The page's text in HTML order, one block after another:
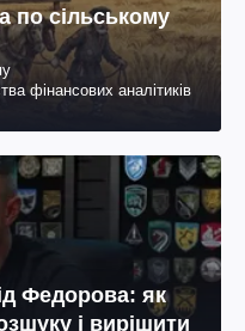
по сільському
фінансових аналітиків
Федорова: як
і вирішити